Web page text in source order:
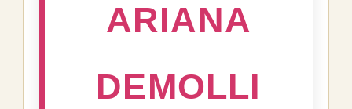
ARIANA
DEMOLLI